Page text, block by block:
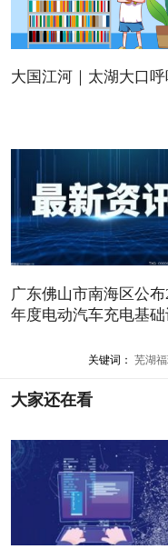
大国江河｜太湖大口呼
广东佛山市南海区公布
年度电动汽车充电基
关键词： 芜湖
大家还在看